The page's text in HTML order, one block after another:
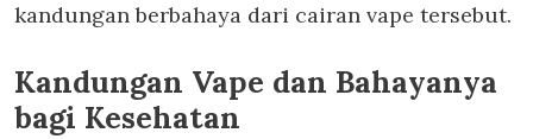
kandungan berbahaya dari cairan vape tersebut.
Kandungan Vape dan Bahayanya
bagi Kesehatan